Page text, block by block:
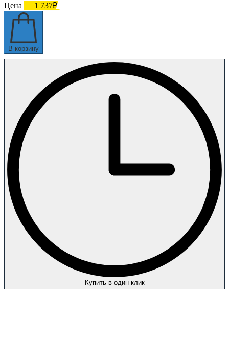
Цена
1 737₽
В корзину
Купить в один клик